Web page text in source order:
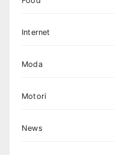
Internet
Moda
Motori
News